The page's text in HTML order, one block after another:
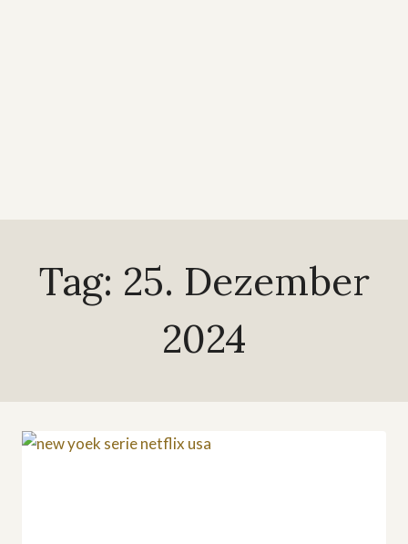
Tag: 25. Dezember
2024